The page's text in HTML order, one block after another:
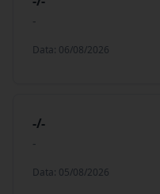
-
Data: 06/08/2026
-/-
-
Data: 05/08/2026